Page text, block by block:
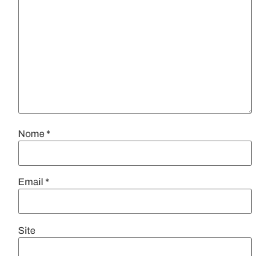
Nome*
Email *
Site